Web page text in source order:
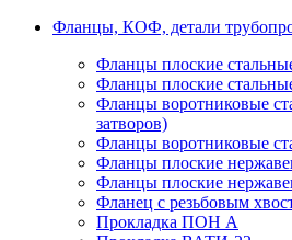
Фланцы, КОФ, детали
Фланцы плоские
Фланцы плоские
Фланцы воротниковые
затворов)
Фланцы воротниковые
Фланцы плоские
Фланцы плоские
Фланец с резьбовым
Прокладка ПОН А